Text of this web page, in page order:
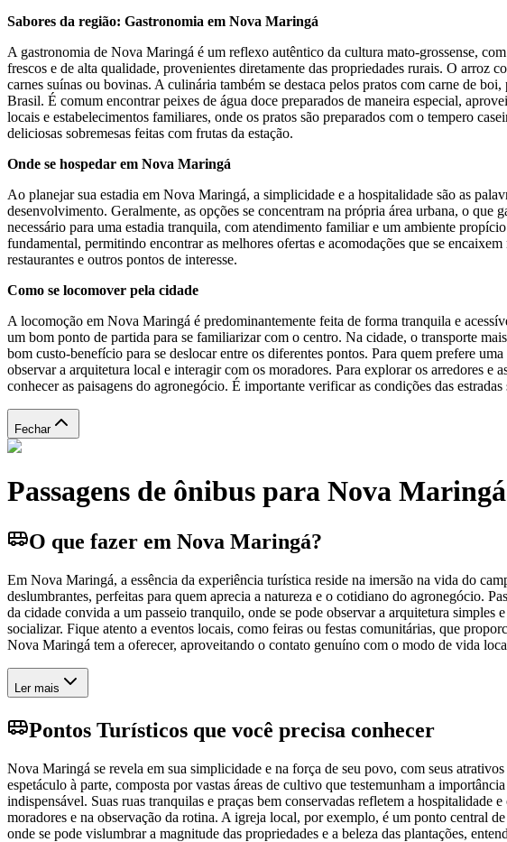
Sabores da região: Gastronomia em Nova Maringá
A gastronomia de Nova Maringá é um reflexo autêntico da cultura mato-grossense,
frescos e de alta qualidade, provenientes diretamente das propriedades rurais. O arroz
carnes suínas ou bovinas. A culinária também se destaca pelos pratos com carne de
Brasil. É comum encontrar peixes de água doce preparados de maneira especial,
locais e estabelecimentos familiares, onde os pratos são preparados com o tempero
deliciosas sobremesas feitas com frutas da estação.
Onde se hospedar em Nova Maringá
Ao planejar sua estadia em Nova Maringá, a simplicidade e a hospitalidade são as
desenvolvimento. Geralmente, as opções se concentram na própria área urbana, o
necessário para uma estadia tranquila, com atendimento familiar e um ambiente
fundamental, permitindo encontrar as melhores ofertas e acomodações que se
restaurantes e outros pontos de interesse.
Como se locomover pela cidade
A locomoção em Nova Maringá é predominantemente feita de forma tranquila e
um bom ponto de partida para se familiarizar com o centro. Na cidade, o transporte
bom custo-benefício para se deslocar entre os diferentes pontos. Para quem prefere
observar a arquitetura local e interagir com os moradores. Para explorar os arredores
conhecer as paisagens do agronegócio. É importante verificar as condições das
Fechar
Passagens de ônibus para Nova Maringá
O que fazer em Nova Maringá?
Em Nova Maringá, a essência da experiência turística reside na imersão na vida do
deslumbrantes, perfeitas para quem aprecia a natureza e o cotidiano do agronegócio.
da cidade convida a um passeio tranquilo, onde se pode observar a arquitetura
socializar. Fique atento a eventos locais, como feiras ou festas comunitárias, que
Nova Maringá tem a oferecer, aproveitando o contato genuíno com o modo de vida
Ler mais
Pontos Turísticos que você precisa conhecer
Nova Maringá se revela em sua simplicidade e na força de seu povo, com seus
espetáculo à parte, composta por vastas áreas de cultivo que testemunham a
indispensável. Suas ruas tranquilas e praças bem conservadas refletem a
moradores e na observação da rotina. A igreja local, por exemplo, é um ponto central
onde se pode vislumbrar a magnitude das propriedades e a beleza das plantações,